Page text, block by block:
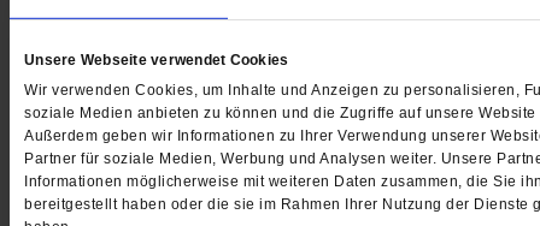
Unsere Webseite verwendet Cookies
Wir verwenden Cookies, um Inhalte und Anzeigen zu personalisieren,
soziale Medien anbieten zu können und die Zugriffe auf unsere
Außerdem geben wir Informationen zu Ihrer Verwendung unserer
Partner für soziale Medien, Werbung und Analysen weiter. Unsere
Informationen möglicherweise mit weiteren Daten zusammen, die Sie
bereitgestellt haben oder die sie im Rahmen Ihrer Nutzung der Dienste
Publik-Forum EXTRA
Fulbert Steffensky
Eine Reise durch meine religiösen
Welten
... mehr
Publik-Forum EXTRA
Dazugehören
Vom Glück der
... mehr